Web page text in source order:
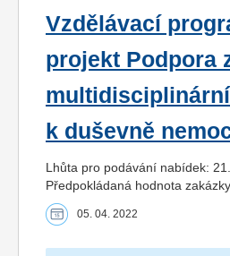
Vzdělávací
projekt Podpora
k duševně
Lhůta pro podávání nabídek:
Předpokládaná hodnota
05. 04. 2022